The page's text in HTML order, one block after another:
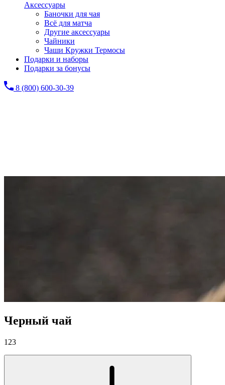
Аксессуары
Баночки для чая
Всё для матча
Другие аксессуары
Чайники
Чаши Кружки Термосы
Подарки и наборы
Подарки за бонусы
8 (800) 600-30-39
Черный чай
123